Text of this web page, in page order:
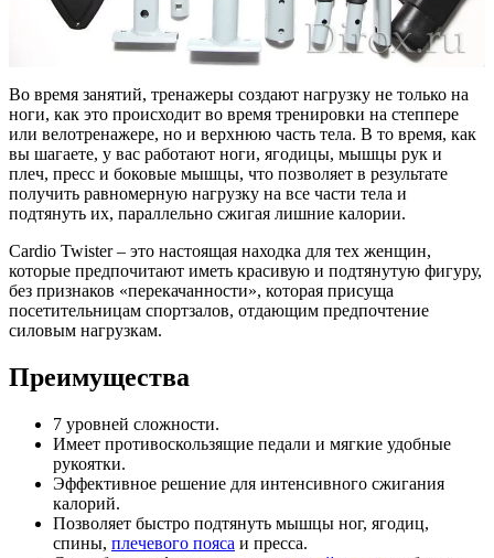
Во время занятий, тренажеры создают нагрузку не только на
ноги, как это происходит во время тренировки на степпере
или велотренажере, но и верхнюю часть тела. В то время, как
вы шагаете, у вас работают ноги, ягодицы, мышцы рук и
плеч, пресс и боковые мышцы, что позволяет в результате
получить равномерную нагрузку на все части тела и
подтянуть их, параллельно сжигая лишние калории.
Cardio Twister – это настоящая находка для тех женщин,
которые предпочитают иметь красивую и подтянутую фигуру,
без признаков «перекачанности», которая присуща
посетительницам спортзалов, отдающим предпочтение
силовым нагрузкам.
Преимущества
7 уровней сложности.
Имеет противоскользящие педали и мягкие удобные
рукоятки.
Эффективное решение для интенсивного сжигания
калорий.
Позволяет быстро подтянуть мышцы ног, ягодиц,
спины, плечевого пояса и пресса.